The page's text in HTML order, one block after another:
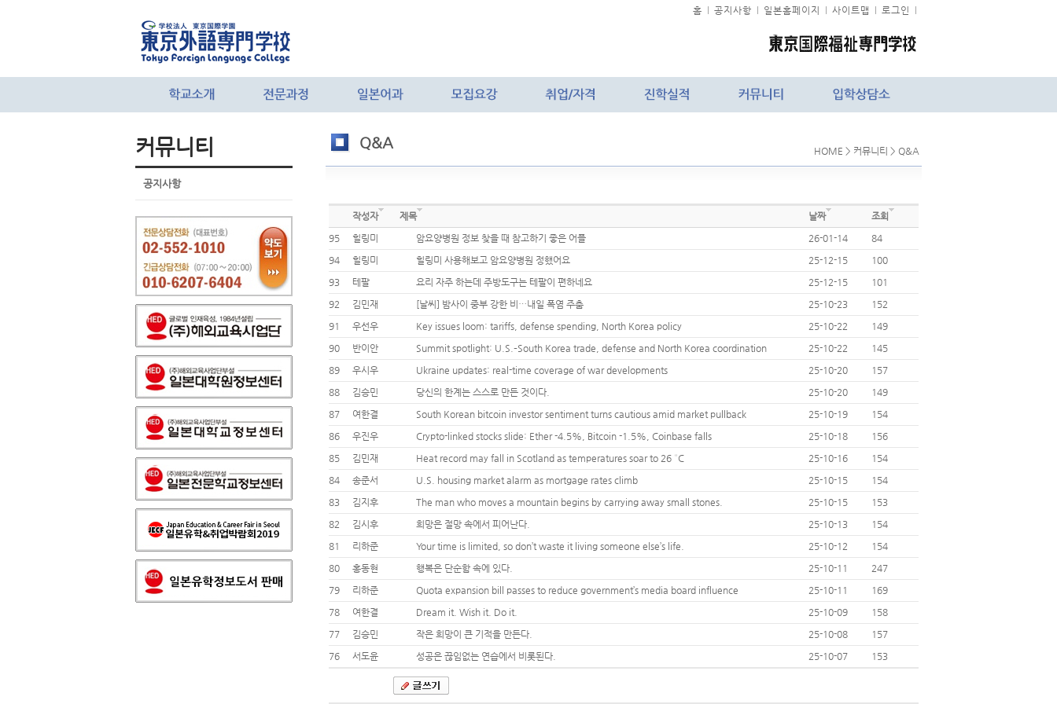
홈 공지사항 일본홈페이지 사이트맵 로그인
커뮤니티
공지사항
Q&A HOME > 커뮤니티 > Q&A
작성자 제목 날짜
조회
95
힐링미 암요양병원 정보 찾을 때 참고하기 좋은 어플 26-01-14
84
94
힐링미 힐링미 사용해보고 암요양병원 정했어요 25-12-15
100
93
테팔 요리 자주 하는데 주방도구는 테팔이 편하네요 25-12-15
101
92
김민재 [날씨] 밤사이 중부 강한 비…내일 폭염 주춤 25-10-23
152
91
우선우 Key issues loom: tariffs, defense spending, North Korea policy 25-10-22
149
90
반이안 Summit spotlight: U.S.–South Korea trade, defense and North Korea coordination 25-10-22
145
89
우시우 Ukraine updates: real-time coverage of war developments 25-10-20
157
88
김승민 당신의 한계는 스스로 만든 것이다. 25-10-20
149
87
여한결 South Korean bitcoin investor sentiment turns cautious amid market pullback 25-10-19
154
86
우진우 Crypto-linked stocks slide: Ether -4.5%, Bitcoin -1.5%, Coinbase falls 25-10-18
156
85
김민재 Heat record may fall in Scotland as temperatures soar to 26 °C 25-10-16
154
84
송준서 U.S. housing market alarm as mortgage rates climb 25-10-15
154
83
김지후 The man who moves a mountain begins by carrying away small stones. 25-10-15
153
82
김시후 희망은 절망 속에서 피어난다. 25-10-13
154
81
리하준 Your time is limited, so don’t waste it living someone else’s life. 25-10-12
154
80
홍동현 행복은 단순함 속에 있다. 25-10-11
247
79
리하준 Quota expansion bill passes to reduce government’s media board influence 25-10-11
169
78
여한결 Dream it. Wish it. Do it. 25-10-09
158
77
김승민 작은 희망이 큰 기적을 만든다. 25-10-08
157
76
서도윤 성공은 끊임없는 연습에서 비롯된다. 25-10-07 153